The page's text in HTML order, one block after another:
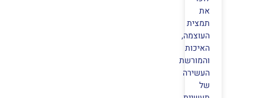
את
תמצית
העוצמה,
האיכות
והמורשת
העשירה
של